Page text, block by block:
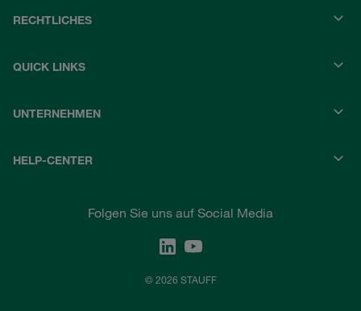
RECHTLICHES
QUICK LINKS
UNTERNEHMEN
HELP-CENTER
Folgen Sie uns auf Social Media
© 2026 STAUFF